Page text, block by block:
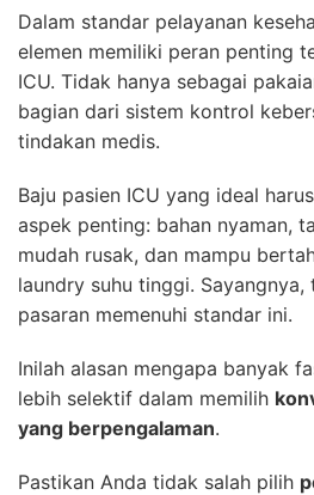
Dalam standar pelayanan
elemen memiliki peran penting
ICU. Tidak hanya sebagai
bagian dari sistem kontrol
tindakan medis.
Baju pasien ICU yang ideal
aspek penting: bahan nyaman,
mudah rusak, dan mampu
laundry suhu tinggi.
pasaran memenuhi standar ini.
Inilah alasan mengapa banyak
lebih selektif dalam memilih
yang berpengalaman.
Pastikan Anda tidak salah pilih